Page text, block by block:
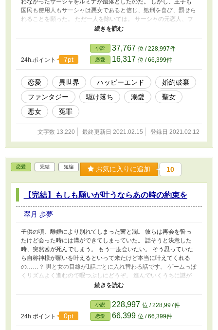
国民も使用人もサーシャは悪女であると信じ、処刑を喜び、罰せら
れることを願った。 ただ一人を除いては。 サーシャの元恋人、フ
ーガだけはサーシャを信じていた。 フーガはその悪女に仕立てあ
そして、二人で平穏な幸せを手に入れるためにフーガは動くのだっ
た。 ☆三人称視点で進みます ☆一話辺りが短いのでサクッと読め
ると思います ※悪役としてざまぁされた側が、蹴落とされた後に
幸せを掴むために奮闘するというテーマのお話です ※ざまぁはさ
れた後なので、この後の展開にざまぁはありません ※本作でのざ
まぁは、ルミナやルミナを信じている者達からサーシャに対しての
ざまぁ（処刑や冤罪など）を指しています ※誤解を生む恐れがあ
ったため、現在は「冤罪」タグに変えてあります ※加筆修正致し
ました（10と17） ※小説家になろうにも掲載しました。
24h.ポイント 7pt
小説 37,767 位 / 228,997件
恋愛 16,317 位 / 66,399件
恋愛 異世界 ハッピーエンド
婚約破棄
ファンタジー
駆け落ち 溺愛
聖女
悪女
冤罪
文字数 13,220 最終更新日 2021.02.15 登録日 2021.02.12
恋愛 完結 短編 お気に入りに追加 10
【完結】もしも願いが叶うならあの時の約束を
翠月 歩夢
子供の頃、離婚により別れてしまった茜と潤。 彼らは再会を誓っ
たけど会った時には溝ができてしまっていた。 話そうと決意した
時、突然茜が死んでしまう。 もう一度会いたい。 そう思っていた
ら自称神様が願いを叶えるといって来たけど本当に叶えてくれる
の……？ 男と女の目線が1話ごとに入れ替わる話です。 ゲームっぽ
くリズムよく進むので暇つぶしにどうぞ。 進んでいくうちに謎が
解けるような物語 全2万字程度。 順次公開していきます。 ※小説
24h.ポイント 0pt
小説 228,997 位 / 228,997件
恋愛 66,399 位 / 66,399件